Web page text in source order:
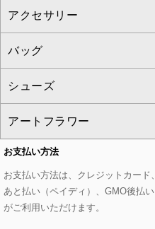
eur3
Maison de CINQ
ベスト・ジレ
パーカー
タンクトップ・キャミソ
スウェット・ジャージー
その他のトップス
その他のワンピース・ド
ハーフ・ショート丈パン
サロペット・オールイン
その他のパンツ
ミモレ丈スカート
ショート・ミニ丈スカー
その他のスカート
ノーカラージャケット
セットアップ
セットアップジャケット
セットアップパンツ
セットアップスカート
セットアップワンピース
トレンチコート
ピーコート
ダッフルコート
チェスターコート
モッズコート
ステンカラーコート
すべてのグッズ・小物
マスク
ストール・マフラー・ス
ベルト・サスペンダー
帽子
ヘアアクセサリー
アクセサリー
すべてのアクセサリー
ネックレス
ピアス・イヤリング
ブレスレット・バングル
ブローチ・コサージュ
バッグ
すべてのバッグ
トートバッグ
ショルダーバッグ
ボストンバッグ
シューズ
すべてのシューズ
パンプス
スニーカー
アートフラワー
すべてのアートフラワー
ローズ
お支払い方法
お支払い方法は、クレジットカード
あと払い（ペイディ）、GMO後払
がご利用いただけます。